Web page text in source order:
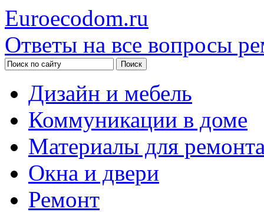
Euroecodom.ru
Ответы на все вопросы
Дизайн и мебель
Коммуникации в доме
Материалы для
Окна и двери
Ремонт